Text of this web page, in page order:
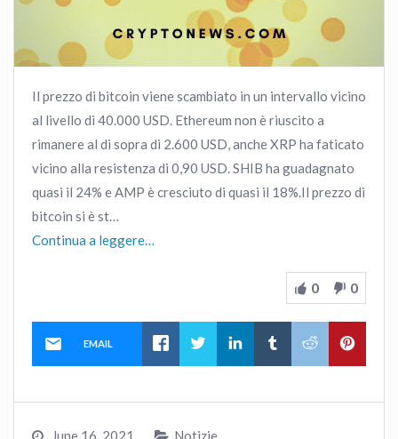
Il prezzo di bitcoin viene scambiato in un intervallo vicino
al livello di 40.000 USD. Ethereum non è riuscito a
rimanere al di sopra di 2.600 USD, anche XRP ha faticato
vicino alla resistenza di 0,90 USD. SHIB ha guadagnato
quasi il 24% e AMP è cresciuto di quasi il 18%.Il prezzo di
bitcoin si è st…
Continua a leggere…
0 0
EMAIL
June 16, 2021 Notizie